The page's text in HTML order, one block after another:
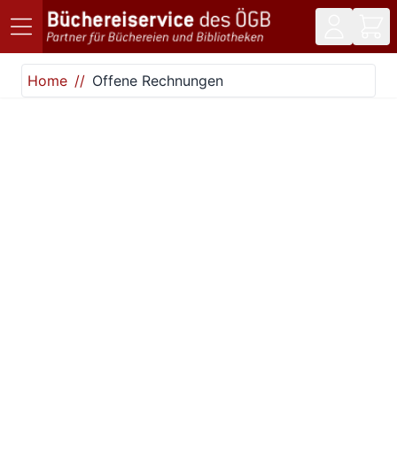
Direkt zum Inhalt
Home
Offene Rechnungen